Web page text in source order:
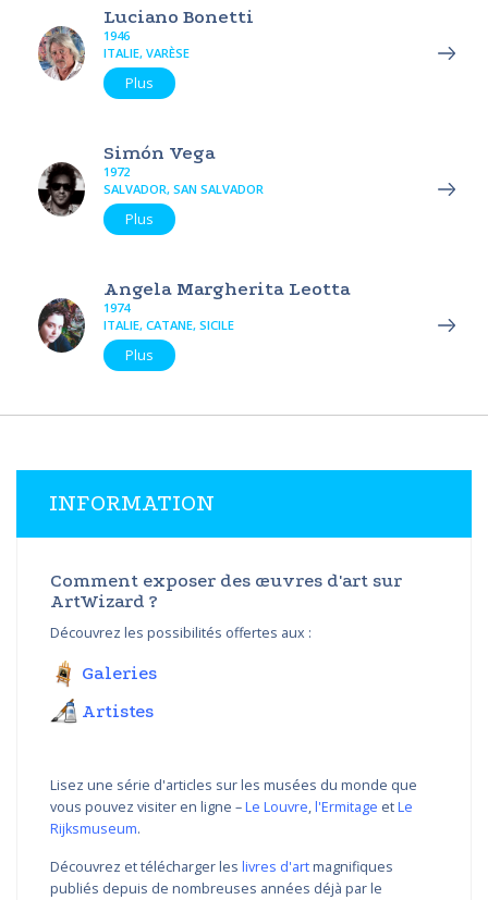
Luciano Bonetti
1946
ITALIE, VARÈSE
Plus
Simón Vega
1972
SALVADOR, SAN SALVADOR
Plus
Angela Margherita Leotta
1974
ITALIE, CATANE, SICILE
Plus
INFORMATION
Comment exposer des œuvres d'art sur
ArtWizard ?
Découvrez les possibilités offertes aux :
Galeries
Artistes
Lisez une série d'articles sur les musées du monde que
vous pouvez visiter en ligne –Le Louvre,l'Ermitage etLe
Rijksmuseum.
Découvrez et télécharger les livres d'artmagnifiques
publiés depuis de nombreuses années déjà par le